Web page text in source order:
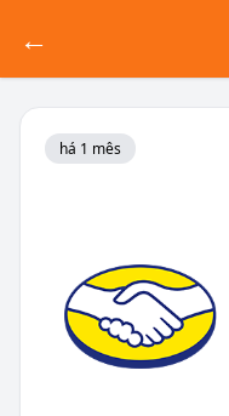
←
há 1 mês